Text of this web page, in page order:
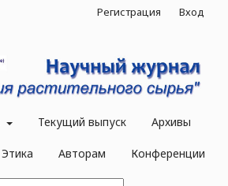
Текущий выпуск Архивы
Этика Авторам Конференции
Регистрация Вход